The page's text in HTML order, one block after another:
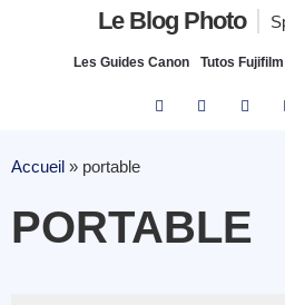
Le Blog Photo
Les Guides Canon Tutos Fujifilm
Accueil » portable
PORTABLE